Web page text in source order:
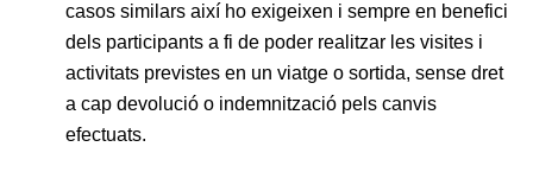
casos similars així ho exigeixen i sempre en benefici
dels participants a fi de poder realitzar les visites i
activitats previstes en un viatge o sortida, sense dret
a cap devolució o indemnització pels canvis
efectuats.